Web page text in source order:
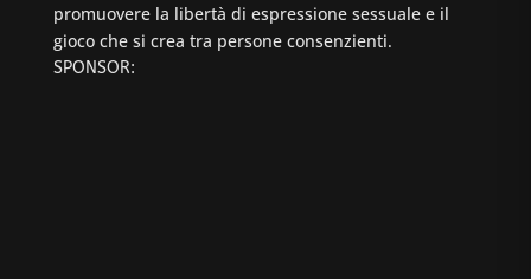
promuovere la libertà di espressione sessuale e il
gioco che si crea tra persone consenzienti.
SPONSOR: